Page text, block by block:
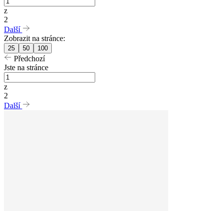
z
2
Další
Zobrazit na stránce:
25 50 100
Předchozí
Jste na stránce
z
2
Další